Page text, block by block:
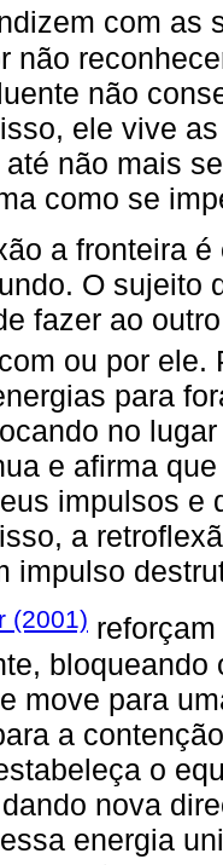
com as
não
não
ele vive
não mais
como se
a fronteira
O sujeito
fazer ao
ou por ele.
para
no
e afirma
impulsos e
a
impulso
(2001)
move para
a
o
nova
energia